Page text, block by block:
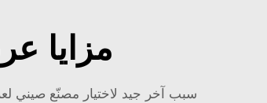
مزايا